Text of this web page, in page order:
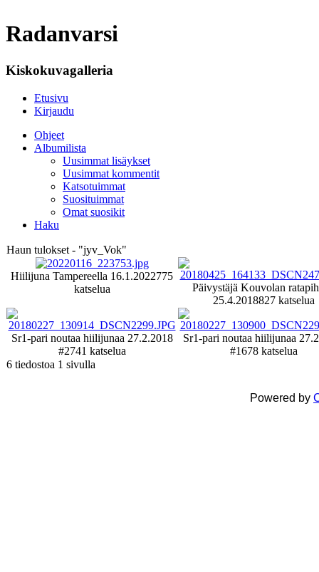
Radanvarsi
Kiskokuvagalleria
Etusivu
Kirjaudu
Ohjeet
Albumilista
Uusimmat lisäykset
Uusimmat kommentit
Katsotuimmat
Suosituimmat
Omat suosikit
Haku
Haun tulokset - "jyv_Vok"
Hiilijuna Tampereella 16.1.2022775
katselua
Päivystäjä Kouvolan
25.4.2018827 katselua
Sr1-pari noutaa hiilijunaa 27.2.2018
#2741 katselua
Sr1-pari noutaa hiilijunaa
#1678 katselua
6 tiedostoa 1 sivulla
Powered by